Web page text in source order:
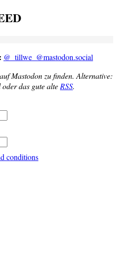
@_tillwe_@mastodon.social
Mast­o­don zu fin­den. Alter­na­ti­ve:
das gute alte RSS.
conditions